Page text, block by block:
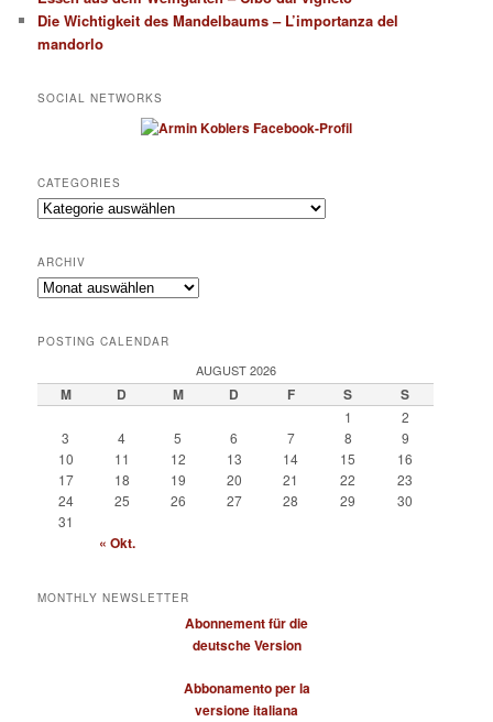
Die Wichtigkeit des Mandelbaums – L’importanza del
mandorlo
SOCIAL NETWORKS
CATEGORIES
Categories
ARCHIV
Archiv
POSTING CALENDAR
AUGUST 2026
M D M D F S S
1
2
3
4 5 6 7 8
9
10
11 12 13 14 15
16
17
18 19 20 21 22
23
24
25 26 27 28 29
30
31
« Okt.
MONTHLY NEWSLETTER
Abonnement für die
deutsche Version
Abbonamento per la
versione italiana